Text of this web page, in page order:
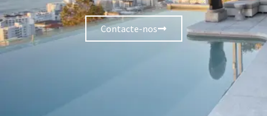
Contacte-nos